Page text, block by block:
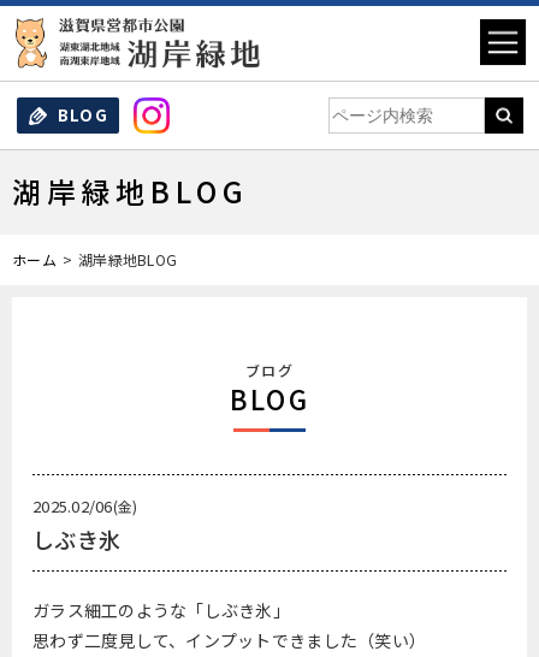
BLOG
湖岸緑地BLOG
ホーム 湖岸緑地BLOG
ブログ
BLOG
2025.02/06(金)
しぶき氷
ガラス細工のような「しぶき氷」
思わず二度見して、インプットできました（笑い）